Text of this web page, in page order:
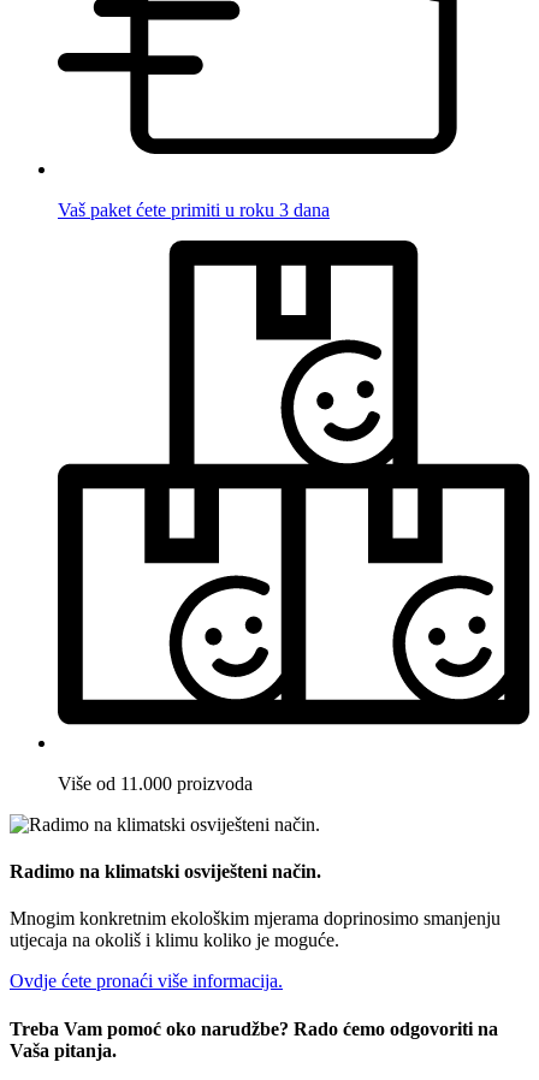
Vaš paket ćete primiti u roku 3 dana
Više od 11.000 proizvoda
Radimo na klimatski osviješteni način.
Mnogim konkretnim ekološkim mjerama doprinosimo smanjenju
utjecaja na okoliš i klimu koliko je moguće.
Ovdje ćete pronaći više informacija.
Treba Vam pomoć oko narudžbe? Rado ćemo odgovoriti na
Vaša pitanja.